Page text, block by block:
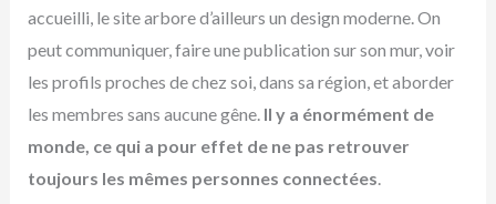
accueilli, le site arbore d’ailleurs un design moderne. On
peut communiquer, faire une publication sur son mur, voir
les profils proches de chez soi, dans sa région, et aborder
les membres sans aucune gêne. Il y a énormément de
monde, ce qui a pour effet de ne pas retrouver
toujours les mêmes personnes connectées